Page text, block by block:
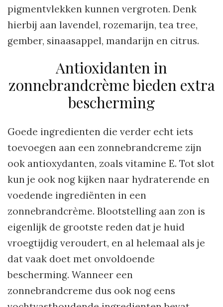
pigmentvlekken kunnen vergroten. Denk
hierbij aan lavendel, rozemarijn, tea tree,
gember, sinaasappel, mandarijn en citrus.
Antioxidanten in
zonnebrandcrème bieden extra
bescherming
Goede ingredienten die verder echt iets
toevoegen aan een zonnebrandcreme zijn
ook antioxydanten, zoals vitamine E. Tot slot
kun je ook nog kijken naar hydraterende en
voedende ingrediënten in een
zonnebrandcrème. Blootstelling aan zon is
eigenlijk de grootste reden dat je huid
vroegtijdig veroudert, en al helemaal als je
dat vaak doet met onvoldoende
bescherming. Wanneer een
zonnebrandcreme dus ook nog eens